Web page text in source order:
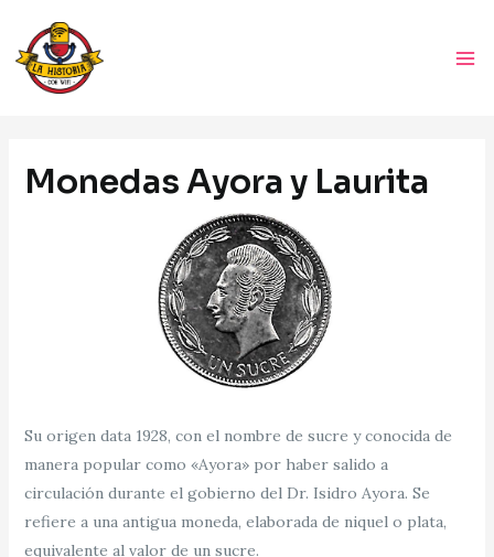
contenido
Monedas Ayora y Laurita
Su origen data 1928, con el nombre de sucre y conocida de
manera popular como «Ayora» por haber salido a
circulación durante el gobierno del Dr. Isidro Ayora. Se
refiere a una antigua moneda, elaborada de niquel o plata,
equivalente al valor de un sucre.
entradas